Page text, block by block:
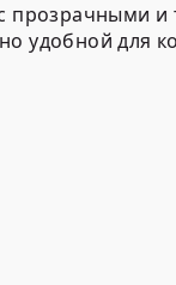
прозрачными
удобной для